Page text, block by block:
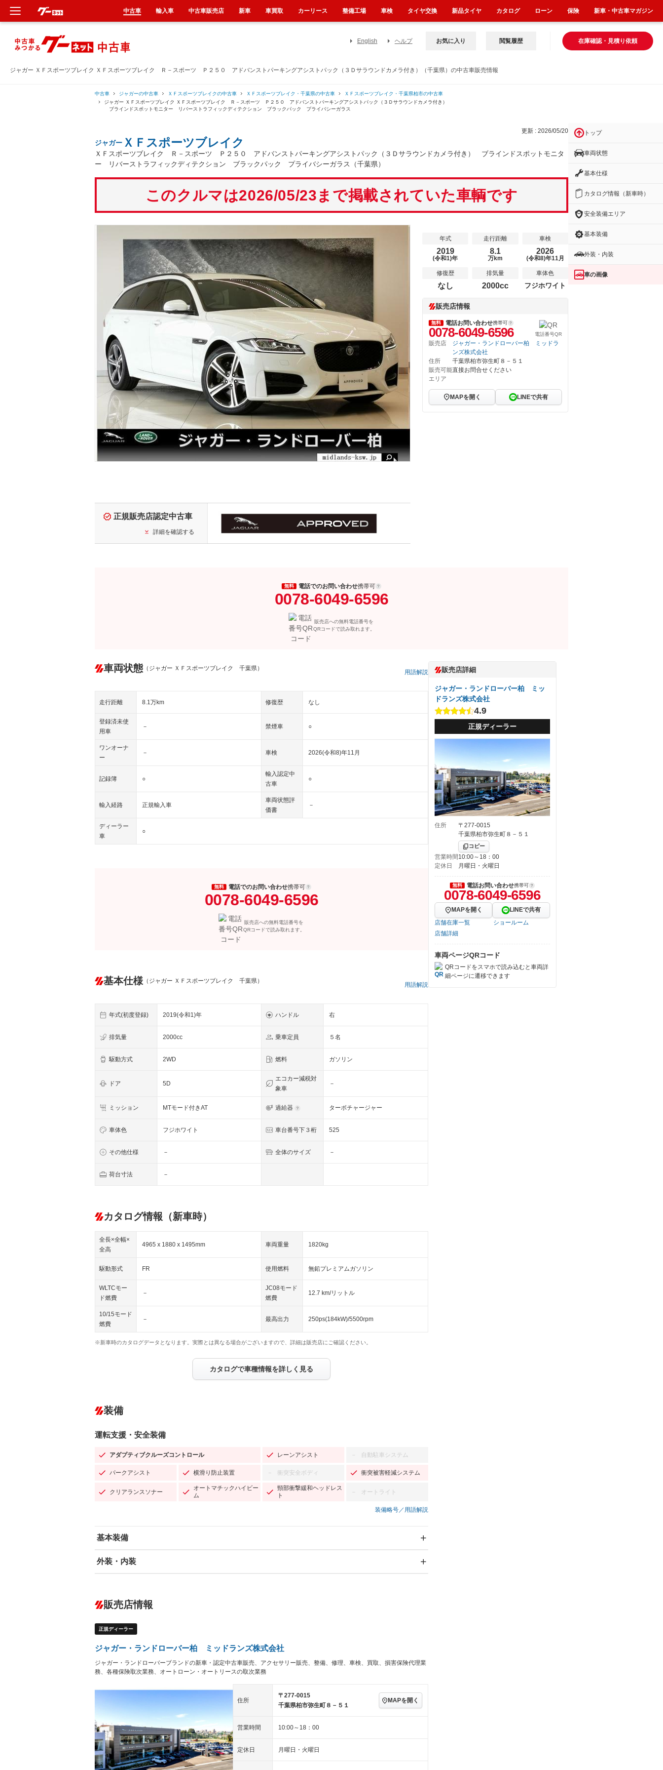
ジャガー ＸＦスポーツブレイク ＸＦスポーツブレイク Ｒ－スポーツ Ｐ２５０ アドバンストパーキングアシストパック（３Ｄサラウンドカメラ付き）（千葉県）の中古車販売情報
English ヘルプ 在庫確認・見積り依頼
お気に入り 閲覧履歴
中古車 ジャガーの中古車 ＸＦスポーツブレイクの中古車 ＸＦスポーツブレイク・千葉県の中古車
ＸＦスポーツブレイク・千葉県柏市の中古車
ジャガー ＸＦスポーツブレイク ＸＦスポーツブレイク Ｒ－スポーツ Ｐ２５０ アドバンストパーキングアシストパック（３Ｄサラウンドカメラ付き）
ブラインドスポットモニター リバーストラフィックディテクション ブラックパック プライバシーガラス
更新 : 2026/05/20
ジャガー ＸＦスポーツブレイク
ＸＦスポーツブレイク Ｒ－スポーツ Ｐ２５０ アドバンストパーキングアシストパック（３Ｄサラウンドカメラ付き） ブラインドスポットモニタ
ー リバーストラフィックディテクション ブラックパック プライバシーガラス（千葉県）
このクルマは2026/05/23まで掲載されていた車輌です
正規販売店認定中古車
詳細を確認する
年式
2019
(令和1)年
走行距離
8.1
万km
車検
2026
(令和8)年11月
修復歴
なし
排気量
2000cc
車体色
フジホワイト
販売店情報
無料 電話お問い合わせ携帯可
0078-6049-6596 電話番号QR
販売店
ジャガー・ランドローバー柏 ミッドラ
ンズ株式会社
住所
千葉県柏市弥生町８－５１
販売可能
エリア
直接お問合せください
MAPを開く LINEで共有
無料 電話でのお問い合わせ携帯可
0078-6049-6596
販売店への無料電話番号を
QRコードで読み取れます。
車両状態 （ジャガー ＸＦスポーツブレイク 千葉県）
用語解説
走行距離 8.1万km 修復歴 なし
登録済未使
用車
－ 禁煙車 ○
ワンオーナ
ー
－ 車検 2026(令和8)年11月
記録簿 ○
輸入認定中
古車
○
輸入経路 正規輸入車
車両状態評
価書
－
ディーラー
車
○
無料 電話でのお問い合わせ携帯可
0078-6049-6596
販売店への無料電話番号を
QRコードで読み取れます。
基本仕様 （ジャガー ＸＦスポーツブレイク 千葉県）
用語解説
年式(初度登録) 2019(令和1)年 ハンドル 右
排気量 2000cc 乗車定員 ５名
駆動方式 2WD 燃料 ガソリン
ドア 5D
エコカー減税対
象車
－
ミッション MTモード付きAT 過給器 ターボチャージャー
車体色 フジホワイト 車台番号下３桁 525
その他仕様 － 全体のサイズ －
荷台寸法 －
カタログ情報（新車時）
全長×全幅×
全高
4965 x 1880 x 1495mm 車両重量 1820kg
駆動形式 FR 使用燃料 無鉛プレミアムガソリン
WLTCモー
ド燃費
－
JC08モード
燃費
12.7 km/リットル
10/15モード
燃費
－ 最高出力 250ps(184kW)/5500rpm
※新車時のカタログデータとなります。実際とは異なる場合がございますので、詳細は販売店にご確認ください。
カタログで車種情報を詳しく見る
装備
運転支援・安全装備
アダプティブクルーズコントロール レーンアシスト － 自動駐車システム
パークアシスト 横滑り防止装置 － 衝突安全ボディ 衝突被害軽減システム
クリアランスソナー
オートマチックハイビー
ム
頸部衝撃緩和ヘッドレス
ト
－ オートライト
装備略号／用語解説
基本装備
エアバッグ：運転席/助手席/サイド
－ ダウンヒルアシストコントロール
Bluetooth接続
－ レンタカーアップ 展示・試乗車 電動格納ミラー
外装・内装
オーディオ：CDまたはCDチェンジャー／ミュージック
プレイヤー接続可／ミュージックサーバー
－
ヘッドライトウォッシャ
ー
LEDヘッドランプ － HID(キセノンライト) － ポータブルナビ
－ ETC － エアロ スマートキー － ローダウン
チップアップシート オットマン 電動格納サードシート
－
フロントカメラ － シートエアコン
ルーフレール － エアサスペンション
販売店情報
正規ディーラー
ジャガー・ランドローバー柏 ミッドランズ株式会社
ジャガー・ランドローバーブランドの新車・認定中古車販売、アクセサリー販売、整備、修理、車検、買取、損害保険代理業
務、各種保険取次業務、オートローン・オートリースの取次業務
住所
〒277-0015
千葉県柏市弥生町８－５１
MAPを開く
営業時間 10:00～18：00
定休日 月曜日・火曜日
販売店詳細
ジャガー・ランドローバー柏 ミッ
ドランズ株式会社
4.9
正規ディーラー
住所
〒277-0015
千葉県柏市弥生町８－５１
コピー
営業時間10:00～18：00
定休日
月曜日・火曜日
無料 電話お問い合わせ携帯可
0078-6049-6596
MAPを開く
LINEで共有
店舗在庫一覧
ショールーム
店舗詳細
車両ページQRコード
QRコードをスマホで読み込むと車両詳
細ページに遷移できます
トップ
車両状態
基本仕様
カタログ情報（新車時）
安全装備エリア
基本装備
外装・内装
車の画像
中古車 輸入車 中古車販売店 新車 車買取 カーリース 整備工場 車検 タイヤ交換 新品タイヤ カタログ ローン 保険 新車・中古車マガジン
新車
中古車